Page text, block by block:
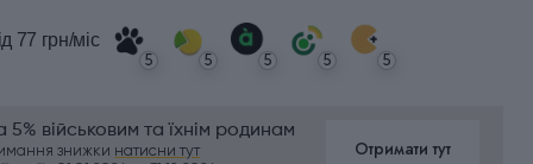
77 грн/міс
5 5 5 5 5
5% військовим та їхнім родинам
знижки натисни тут Отримати тут